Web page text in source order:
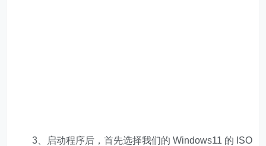
3、启动程序后，首先选择我们的 Windows11 的 ISO